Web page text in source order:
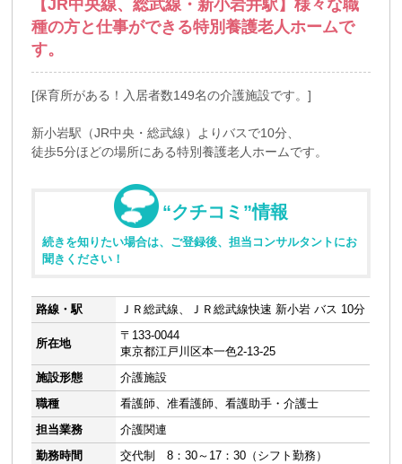
【JR中央線、総武線・新小岩井駅】様々な職
種の方と仕事ができる特別養護老人ホームで
す。
[保育所がある！入居者数149名の介護施設です。]
新小岩駅（JR中央・総武線）よりバスで10分、
徒歩5分ほどの場所にある特別養護老人ホームです。
“クチコミ”情報
続きを知りたい場合は、ご登録後、担当コンサルタントにお
聞きください！
路線・駅 ＪＲ総武線、ＪＲ総武線快速 新小岩 バス 10分
所在地
〒133-0044
東京都江戸川区本一色2-13-25
施設形態
介護施設
職種
看護師、准看護師、看護助手・介護士
担当業務
介護関連
勤務時間
交代制 8：30～17：30（シフト勤務）